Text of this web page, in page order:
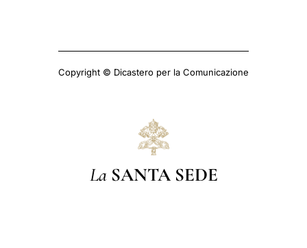
Copyright © Dicastero per la Comunicazione
La SANTA SEDE